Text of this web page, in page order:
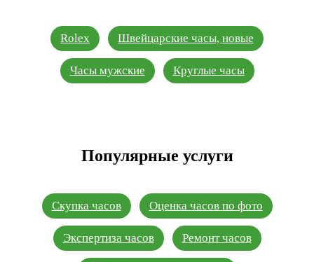
Rolex Швейцарские часы, новые
Часы мужские Круглые часы
Популярные услуги
Скупка часов Оценка часов по фото
Экспертиза часов Ремонт часов